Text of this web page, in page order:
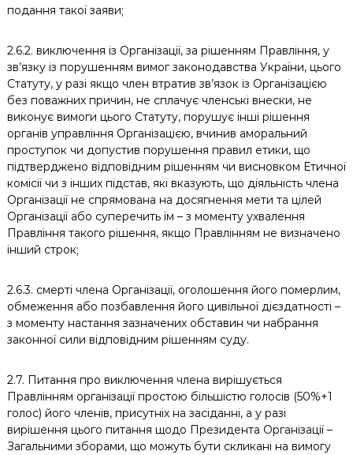
подання такої заяви;
2.6.2. виключення із Організації, за рішенням Правління, у
зв’язку із порушенням вимог законодавства України, цього
Статуту, у разі якщо член втратив зв’язок із Організацією
без поважних причин, не сплачує членські внески, не
виконує вимоги цього Статуту, порушує інші рішення
органів управління Організацією, вчинив аморальний
проступок чи допустив порушення правил етики, що
підтверджено відповідним рішенням чи висновком Етичної
комісії чи з інших підстав, які вказують, що діяльність члена
Організації не спрямована на досягнення мети та цілей
Організації або суперечить їм – з моменту ухвалення
Правління такого рішення, якщо Правлінням не визначено
інший строк;
2.6.3. смерті члена Організації, оголошення його померлим,
обмеження або позбавлення його цивільної дієздатності –
з моменту настання зазначених обставин чи набрання
законної сили відповідним рішенням суду.
2.7. Питання про виключення члена вирішується
Правлінням організації простою більшістю голосів (50%+1
голос) його членів, присутніх на засіданні, а у разі
вирішення цього питання щодо Президента Організації –
Загальними зборами, що можуть бути скликані на вимогу